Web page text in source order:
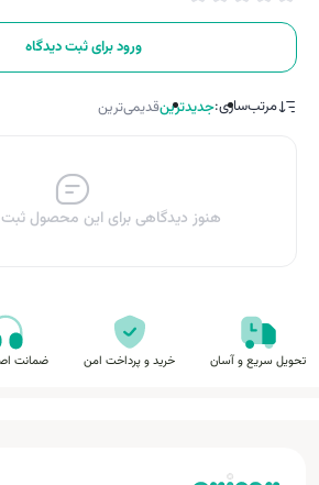
ورود برای ثبت دیدگاه
مرتب‌سازی:جدیدترینقدیمی‌ترین
هنوز دیدگاهی برای این محصول
تحویل سریع و آسان خرید و پرداخت امن ضمانت